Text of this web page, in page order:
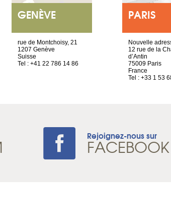
GENÈVE
rue de Montchoisy, 21
1207 Genève
Suisse
Tel : +41 22 786 14 86
PARIS
Nouvelle
12 rue de la
d’Antin
75009 Paris
France
Tel : +33 1 53
Rejoignez-nous sur
FACEBOOK